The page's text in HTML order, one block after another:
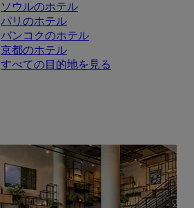
ソウルのホテル
パリのホテル
バンコクのホテル
京都のホテル
すべての目的地を見る